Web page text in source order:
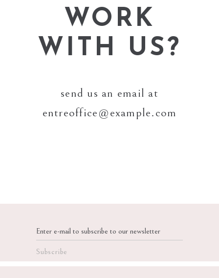
WORK
WITH US?
send us an email at
entreoffice@example.com